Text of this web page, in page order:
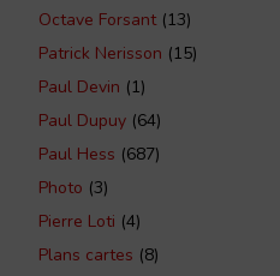
Octave Forsant(13)
Patrick Nerisson (15)
Paul Devin (1)
Paul Dupuy (64)
Paul Hess (687)
Photo (3)
Pierre Loti (4)
Plans cartes (8)